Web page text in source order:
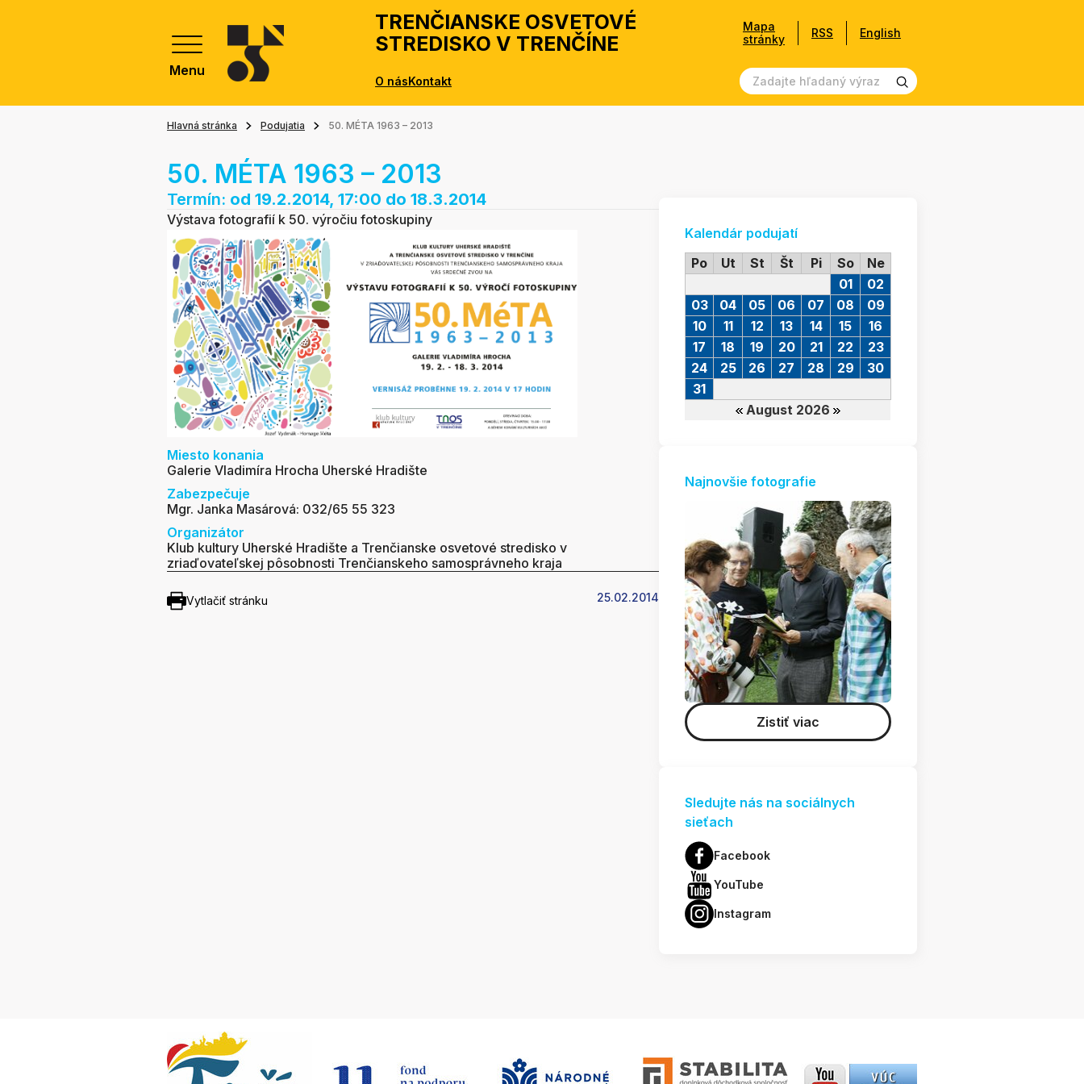
Menu
TRENČIANSKE OSVETOVÉ
STREDISKO V TRENČÍNE
O násKontakt
Mapa
stránky
RSS English
Hlavná stránka Podujatia 50. MÉTA 1963 – 2013
50. MÉTA 1963 – 2013
Termín: od 19.2.2014, 17:00 do 18.3.2014
Výstava fotografií k 50. výročiu fotoskupiny
Miesto konania
Galerie Vladimíra Hrocha Uherské Hradište
Zabezpečuje
Mgr. Janka Masárová: 032/65 55 323
Organizátor
Klub kultury Uherské Hradište a Trenčianske osvetové stredisko v
zriaďovateľskej pôsobnosti Trenčianskeho samosprávneho kraja
Vytlačiť stránku 25.02.2014
Kalendár podujatí
Po
Ut St Št Pi So Ne
August 2026
01
02
03
04 05 06 07 08
09
10
11 12 13 14 15
16
17
18 19 20 21 22
23
24
25 26 27 28 29
30
31
Najnovšie fotografie
Zistiť viac
Sledujte nás na sociálnych
sieťach
Facebook
YouTube
Instagram